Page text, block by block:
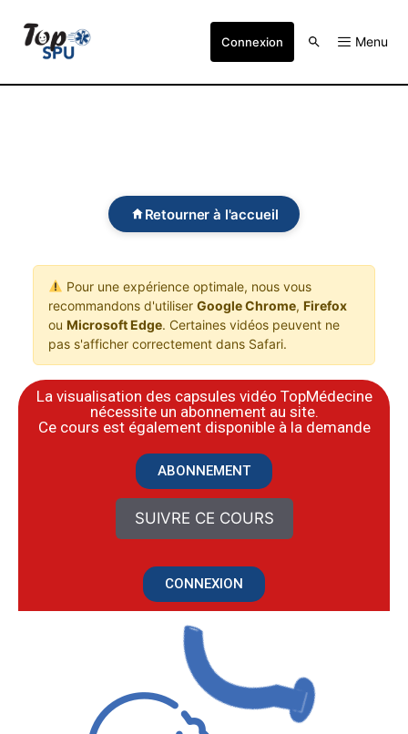
Connexion Menu
Retourner à l'accueil
Pour une expérience optimale, nous vous
recommandons d'utiliser Google Chrome, Firefox
ou Microsoft Edge. Certaines vidéos peuvent ne
pas s'afficher correctement dans Safari.
La visualisation des capsules vidéo TopMédecine
nécessite un abonnement au site.
​Ce cours est également disponible à la demande
ABONNEMENT
SUIVRE CE COURS
CONNEXION